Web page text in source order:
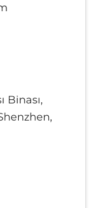
Binası,